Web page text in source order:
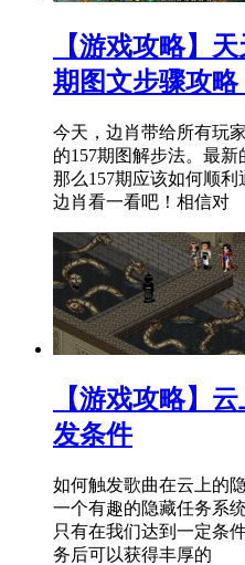
【游戏攻略】
期图文步骤攻
今天，边肖带给所有玩
的157期图解步法。最新
那么157期应该如何顺
边肖看一看吧！相信对
【游戏攻略】
发条件
如何触发歌曲在云上的
一个有趣的隐藏任务系
只有在我们达到一定条
务后可以获得丰厚的